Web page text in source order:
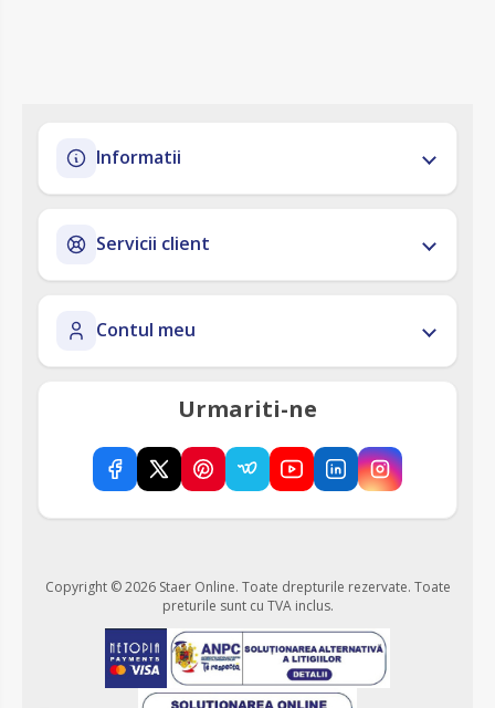
Informatii
Servicii client
Contul meu
Urmariti-ne
Copyright © 2026 Staer Online. Toate drepturile rezervate. Toate
preturile sunt cu TVA inclus.